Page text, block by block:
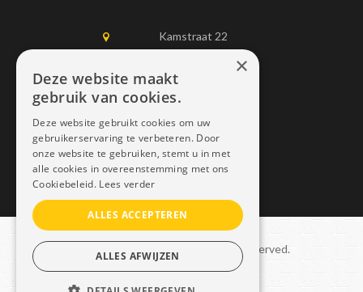
Kamstraat 22
1750 Lennik
0497452898
info@dais.be
Copyright © 2021 Dais. All rights reserved.
Sitemap–GDPR
×
Deze website maakt
gebruik van cookies.
Deze website gebruikt cookies om uw
gebruikerservaring te verbeteren. Door
onze website te gebruiken, stemt u in met
alle cookies in overeenstemming met ons
Cookiebeleid. Lees verder
ALLES ACCEPTEREN
ALLES AFWIJZEN